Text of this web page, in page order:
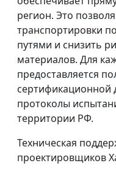
регион. Это
транспортировки
путями и снизить
материалов. Для
предоставляется
сертификационной
протоколы
территории РФ.
Техническая
проектировщиков